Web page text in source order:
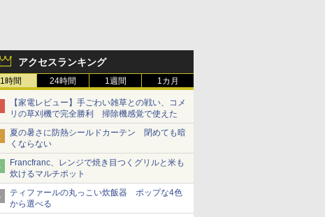
アクセスランキング
1時間 24時間 1週間 1カ月
【家電レビュー】手ごわい雑草との戦い、コメ
リの草刈機で完全勝利 掃除機感覚で使えた
夏の暑さに防熱シールドカーテン 閉めても暗
くならない
Francfranc、レンジで焼き目つくグリルと米も
炊けるマルチポット
ティファールの丸っこい炊飯器 ポップな4色
から選べる